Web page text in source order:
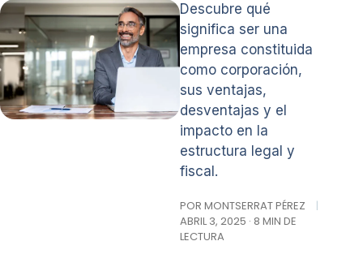
Descubre qué
significa ser una
empresa constituida
como corporación,
sus ventajas,
desventajas y el
impacto en la
estructura legal y
fiscal.
POR MONTSERRAT PÉREZ
|
ABRIL 3, 2025 · 8 MIN DE
LECTURA